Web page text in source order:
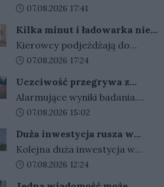
zakaz reklamy aptek. Nadal
programy lojalnościowe, presja
zakupowa i udział dzieci.
Data dodania artykułu:
07.08.2026 17:41
Kilka minut i ładowarka nie
działa. Złodzieje znaleźli
sposób na szybki zarobek
kosztem kierowców
Kierowcy podjeżdżają do
ładowarek i zamiast przewodów
Kradzieże kabli stają się plagą, a
straty operatorów sięgają
dziesiątek tysięcy złotych.
Data dodania artykułu:
07.08.2026 17:24
Uczciwość przegrywa z
pieniędzmi. Tak tłumaczymy
finansowe przekręty
Alarmujące wyniki badania.
Polacy coraz częściej
przekręty. Młodzi i zadłużeni
najłatwiej usprawiedliwiają
nieuczciwe zachowania.
Data dodania artykułu:
07.08.2026 15:02
Duża inwestycja rusza w
Gorzowie. Umowa podpisana,
czas na prace
Kolejna duża inwestycja w
Gorzowie jest coraz bliżej
Data dodania artykułu:
07.08.2026 12:24